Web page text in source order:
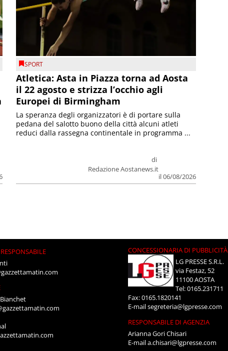
SPORT
Atletica: Asta in Piazza torna ad Aosta
il 22 agosto e strizza l’occhio agli
Europei di Birmingham
di
Redazione Aostanews.it
il 06/08/2026
La speranza degli organizzatori è di portare sulla
pedana del salotto buono della città alcuni atleti
reduci dalla rassegna continentale in programma ...
CONCESSIONARIA DI PUBBLICITÀ
LG PRESSE S.R.L.
via Festaz, 52
11100 AOSTA
Tel: 0165.231711
Fax: 0165.1820141
E-mailsegreteria@lgpresse.com
RESPONSABILE DI AGENZIA
Arianna Gori Chisari
E-maila.chisari@lgpresse.com